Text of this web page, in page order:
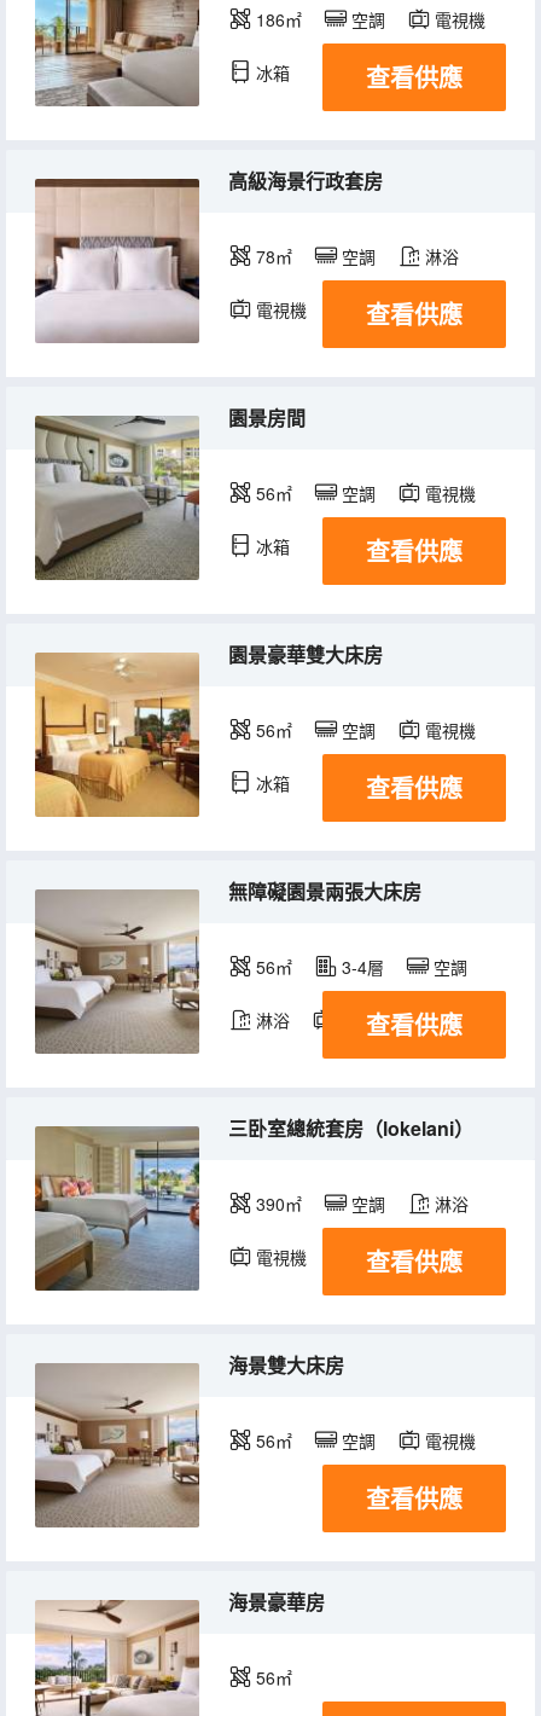
186㎡ 空調 電視機
冰箱 查看供應
高級海景行政套房
78㎡ 空調 淋浴
電視機 查看供應
園景房間
56㎡ 空調 電視機
冰箱 查看供應
園景豪華雙大床房
56㎡ 空調 電視機
冰箱 查看供應
無障礙園景兩張大床房
56㎡ 3-4層 空調
淋浴 電視機
查看供應
三卧室總統套房（lokelani）
390㎡ 空調 淋浴
電視機 冰箱
查看供應
海景雙大床房
56㎡ 空調 電視機
查看供應
海景豪華房
56㎡